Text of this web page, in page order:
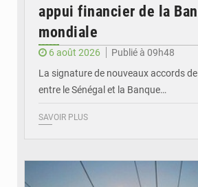
appui financier de la
mondiale
6 août 2026
Publié à 09h48
La signature de nouveaux accords
entre le Sénégal et la Banque…
SAVOIR PLUS